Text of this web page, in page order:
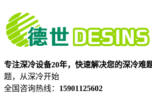
专注深冷设备20年，快速解决您的深冷难
题，从深冷开始
全国咨询热线： 15901125602